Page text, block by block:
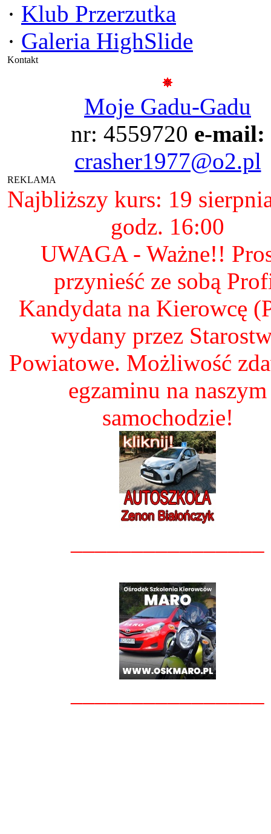
· Klub Przerzutka
· Galeria HighSlide
Kontakt
Moje Gadu-Gadu
nr: 4559720 e-mail:
crasher1977@o2.pl
REKLAMA
Najbliższy kurs: 19
godz. 16:00
UWAGA - Ważne!!
przynieść ze sobą
Kandydata na Kierowcę
wydany przez
Powiatowe. Możliwość
egzaminu na naszym
samochodzie!